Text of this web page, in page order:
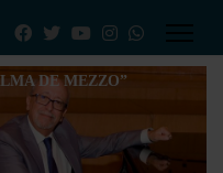
DE MEZZO”